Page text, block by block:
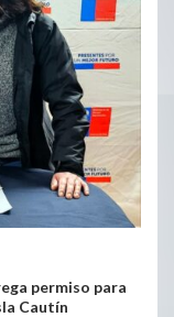
permiso para
Cautín